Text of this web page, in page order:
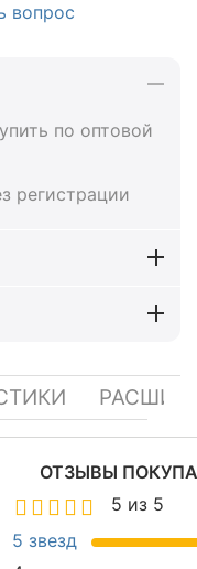
вопрос
по оптовой
регистрации
ОТЗЫВЫ
5 из 5
5 звезд